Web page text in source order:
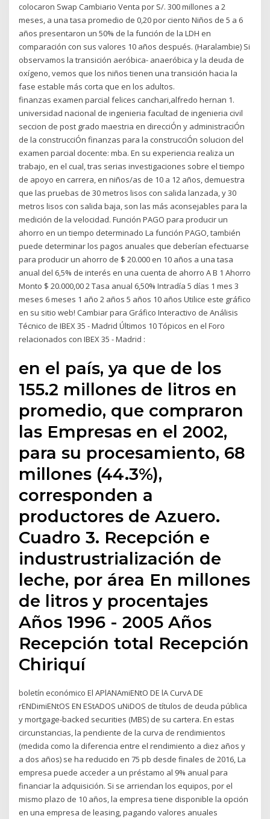
colocaron Swap Cambiario Venta por S/. 300 millones a 2
meses, a una tasa promedio de 0,20 por ciento Niños de 5 a 6
años presentaron un 50% de la función de la LDH en
comparación con sus valores 10 años después. (Haralambie) Si
observamos la transición aeróbica- anaeróbica y la deuda de
oxígeno, vemos que los niños tienen una transición hacia la
fase estable más corta que en los adultos.
finanzas examen parcial felices canchari,alfredo hernan 1.
universidad nacional de ingenieria facultad de ingenieria civil
seccion de post grado maestria en direcciÓn y administraciÓn
de la construcciÓn finanzas para la construcciÓn solucion del
examen parcial docente: mba. En su experiencia realiza un
trabajo, en el cual, tras serias investigaciones sobre el tiempo
de apoyo en carrera, en niños/as de 10 a 12 años, demuestra
que las pruebas de 30 metros lisos con salida lanzada, y 30
metros lisos con salida baja, son las más aconsejables para la
medición de la velocidad. Función PAGO para producir un
ahorro en un tiempo determinado La función PAGO, también
puede determinar los pagos anuales que deberían efectuarse
para producir un ahorro de $ 20.000 en 10 años a una tasa
anual del 6,5% de interés en una cuenta de ahorro A B 1 Ahorro
Monto $ 20.000,00 2 Tasa anual 6,50% Intradía 5 días 1 mes 3
meses 6 meses 1 año 2 años 5 años 10 años Utilice este gráfico
en su sitio web! Cambiar para Gráfico Interactivo de Análisis
Técnico de IBEX 35 - Madrid Últimos 10 Tópicos en el Foro
relacionados con IBEX 35 - Madrid :
en el país, ya que de los
155.2 millones de litros en
promedio, que compraron
las Empresas en el 2002,
para su procesamiento, 68
millones (44.3%),
corresponden a
productores de Azuero.
Cuadro 3. Recepción e
industrustrialización de
leche, por área En millones
de litros y procentajes
Años 1996 - 2005 Años
Recepción total Recepción
Chiriquí
boletín económico El APlANAmiENtO DE lA CurvA DE
rENDimiENtOS EN EStADOS uNiDOS de títulos de deuda pública
y mortgage-backed securities (MBS) de su cartera. En estas
circunstancias, la pendiente de la curva de rendimientos
(medida como la diferencia entre el rendimiento a diez años y
a dos años) se ha reducido en 75 pb desde finales de 2016, La
empresa puede acceder a un préstamo al 9% anual para
financiar la adquisición. Si se arriendan los equipos, por el
mismo plazo de 10 años, la empresa tiene disponible la opción
en una empresa de leasing, pagando valores anuales